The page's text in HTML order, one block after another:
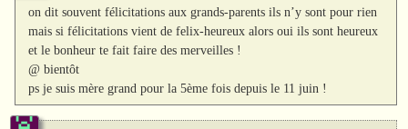
on dit souvent félicitations aux grands-parents ils n’y sont pour rien
mais si félicitations vient de felix-heureux alors oui ils sont heureux
et le bonheur te fait faire des merveilles !
@ bientôt
ps je suis mère grand pour la 5ème fois depuis le 11 juin !